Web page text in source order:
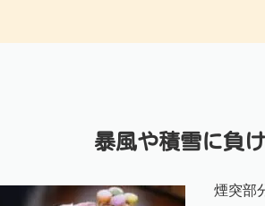
暴風や積雪に負
煙突部